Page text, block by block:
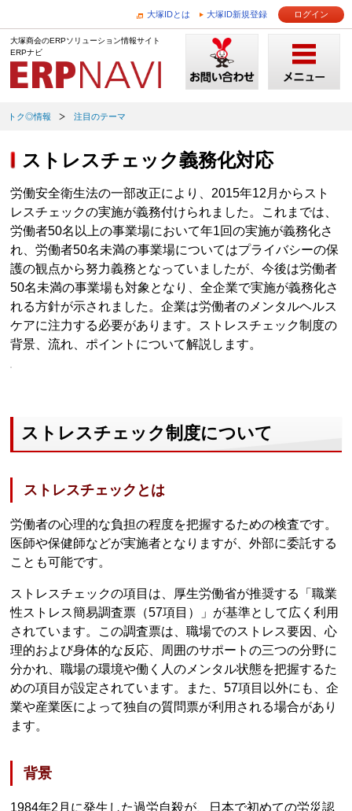
大塚IDとは 大塚ID新規登録 ログイン
大塚商会のERPソリューション情報サイト
ERPナビ
トク◎情報 注目のテーマ
ストレスチェック義務化対応
労働安全衛生法の一部改正により、2015年12月からスト
レスチェックの実施が義務付けられました。これまでは、
労働者50名以上の事業場において年1回の実施が義務化さ
れ、労働者50名未満の事業場についてはプライバシーの保
護の観点から努力義務となっていましたが、今後は労働者
50名未満の事業場も対象となり、全企業で実施が義務化さ
れる方針が示されました。企業は労働者のメンタルヘルス
ケアに注力する必要があります。ストレスチェック制度の
背景、流れ、ポイントについて解説します。
ストレスチェック制度について
ストレスチェックとは
労働者の心理的な負担の程度を把握するための検査です。
医師や保健師などが実施者となりますが、外部に委託する
ことも可能です。
ストレスチェックの項目は、厚生労働省が推奨する「職業
性ストレス簡易調査票（57項目）」が基準として広く利用
されています。この調査票は、職場でのストレス要因、心
理的および身体的な反応、周囲のサポートの三つの分野に
分かれ、職場の環境や働く人のメンタル状態を把握するた
めの項目が設定されています。また、57項目以外にも、企
業や産業医によって独自の質問票が利用される場合があり
ます。
背景
1984年2月に発生した過労自殺が、日本で初めての労災認